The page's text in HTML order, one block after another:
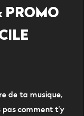
PROMO
de ta musique,
pas comment t’y